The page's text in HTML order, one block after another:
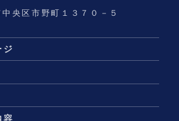
央区市野町１３７０－５
ジ
容